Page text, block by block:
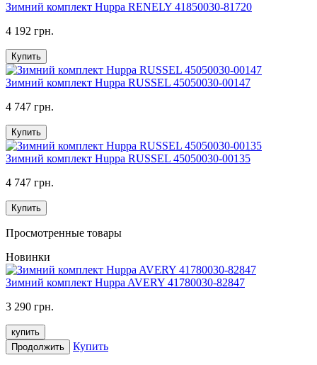
Зимний комплект Huppa RENELY 41850030-81720
4 192 грн.
Купить
Зимний комплект Huppa RUSSEL 45050030-00147
4 747 грн.
Купить
Зимний комплект Huppa RUSSEL 45050030-00135
4 747 грн.
Купить
Просмотренные товары
Новинки
Зимний комплект Huppa AVERY 41780030-82847
3 290 грн.
купить
Продолжить
Купить